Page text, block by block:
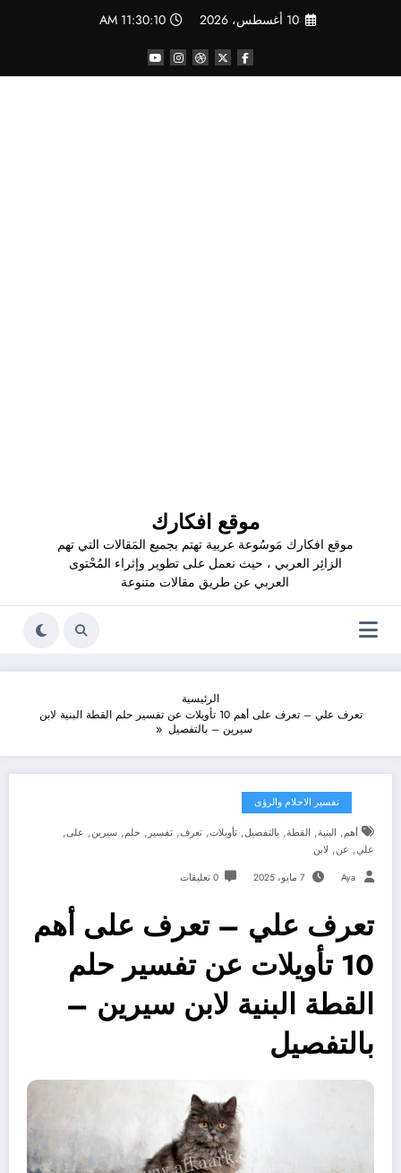
10 أغسطس، 2026 11:30:11 AM
موقع افكارك
موقع افكارك مَوسُوعة عربية تهتم بجميع المَقالات التي تهم
الزائِر العربي ، حيث نعمل على تطوير وإثراء المُحْتوى
العربي عن طريق مقالات متنوعة
الرئيسية
تعرف علي – تعرف على أهم 10 تأويلات عن تفسير حلم القطة البنية لابن
سيرين – بالتفصيل
تفسير الاحلام والرؤى
أهم, البنية, القطة, بالتفصيل, تأويلات, تعرف, تفسير , حلم, سيرين, على,
علي, عن, لابن
Aya 7 مايو، 2025 0 تعليقات
تعرف علي – تعرف على أهم
10 تأويلات عن تفسير حلم
القطة البنية لابن سيرين –
بالتفصيل